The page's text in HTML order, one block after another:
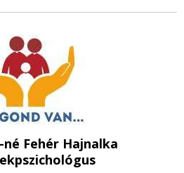
né Fehér Hajnalka